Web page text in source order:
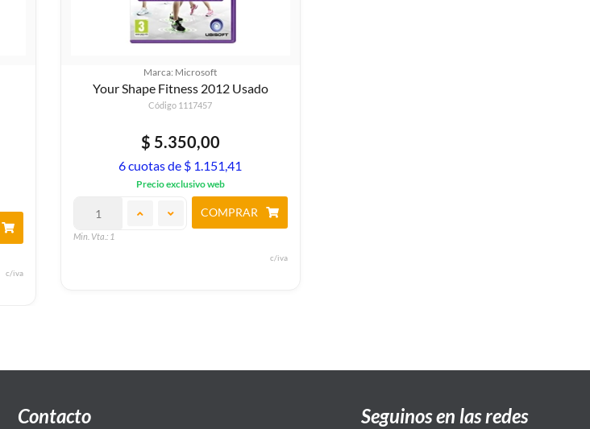
c/iva
Marca: Microsoft
Your Shape Fitness 2012 Usado
Código 1117457
$ 5.350,00
6 cuotas de $ 1.151,41
Precio exclusivo web
Min. Vta.: 1
COMPRAR
c/iva
Contacto Seguinos en las redes